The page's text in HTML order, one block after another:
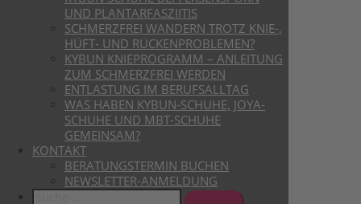
UND PLANTARFASZIITIS
SCHMERZFREI WANDERN TROTZ KNIE-,
HÜFT- UND RÜCKENPROBLEMEN?
KYBUN KNIEPROGRAMM – ANLEITUNG
ZUM SCHMERZFREI WERDEN
ENTLASTUNG IM BERUFSALLTAG
WAS HABEN KYBUN-SCHUHE, JOYA-
SCHUHE UND MBT-SCHUHE
GEMEINSAM?
KONTAKT
BERATUNGSTERMIN BUCHEN
NEWSLETTER-ANMELDUNG
Search